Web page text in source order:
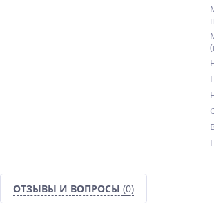
ОТЗЫВЫ И ВОПРОСЫ (0)